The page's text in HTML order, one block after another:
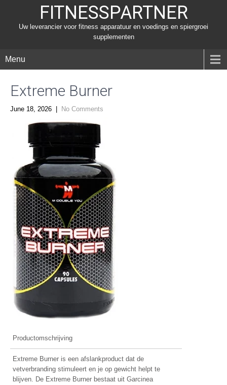
FITNESSPARTNER
Uw leverancier voor fitness apparatuur en voedings en spiergroei
supplementen
Menu
Extreme Burner
June 18, 2026 No Comments
Productomschrijving
Extreme Burner is een afslankproduct dat de
vetverbranding stimuleert en je op gewicht helpt te
blijven. De Extreme Burner bestaat uit Garcinea